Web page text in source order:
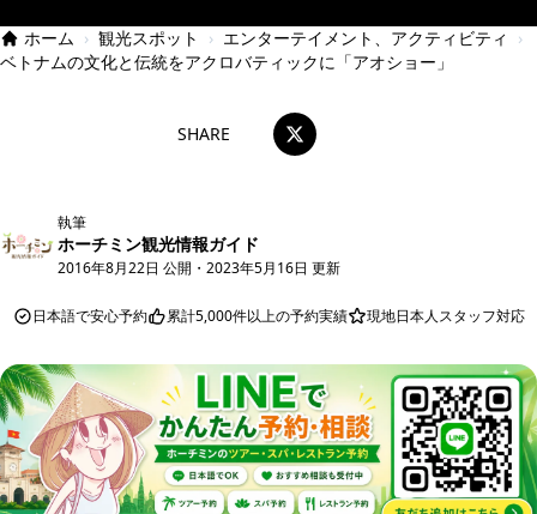
ホーム › 観光スポット › エンターテイメント、アクティビティ
›
ベトナムの文化と伝統をアクロバティックに「アオショー」
SHARE
執筆
ホーチミン観光情報ガイド
2016年8月22日 公開 ・ 2023年5月16日 更新
日本語で安心予約 累計5,000件以上の予約実績 現地日本人スタッフ対応